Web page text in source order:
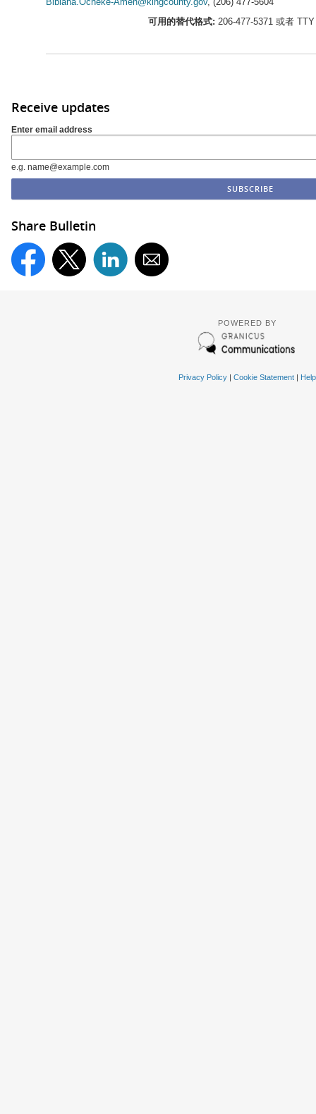
可用的替代格式: 206-477-5371 或者
Receive updates
Enter email address
e.g. name@example.com
Share Bulletin
POWERED BY
Privacy Policy| Cookie Statement| Help